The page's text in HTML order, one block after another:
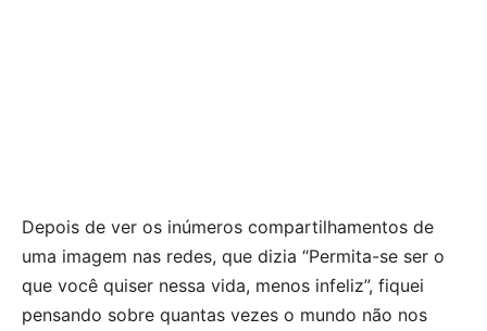
Depois de ver os inúmeros compartilhamentos de
uma imagem nas redes, que dizia “Permita-se ser o
que você quiser nessa vida, menos infeliz”, fiquei
pensando sobre quantas vezes o mundo não nos